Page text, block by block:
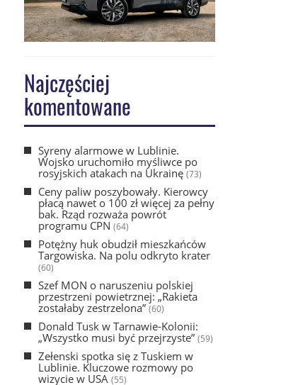
Najczęściej
komentowane
Syreny alarmowe w Lublinie.
Wojsko uruchomiło myśliwce po
rosyjskich atakach na Ukrainę(73)
Ceny paliw poszybowały. Kierowcy
płacą nawet o 100 zł więcej za pełny
bak. Rząd rozważa powrót
programu CPN (64)
Potężny huk obudził mieszkańców
Targowiska. Na polu odkryto krater
(60)
Szef MON o naruszeniu polskiej
przestrzeni powietrznej: „Rakieta
zostałaby zestrzelona” (60)
Donald Tusk w Tarnawie-Kolonii:
„Wszystko musi być przejrzyste” (59)
Zełenski spotka się z Tuskiem w
Lublinie. Kluczowe rozmowy po
wizycie w USA (55)